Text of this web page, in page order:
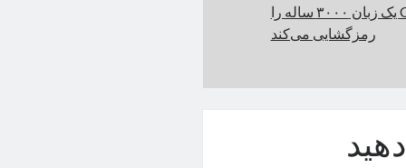
نسخه بعدی ChatGPT یک زبان ۳۰۰۰ ساله را
رمزگشایی می‌کند